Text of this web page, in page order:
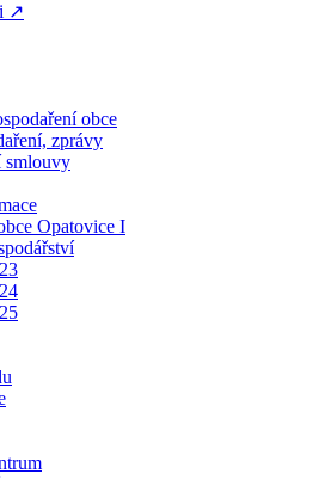
↗
obce
zprávy
smlouvy
Opatovice I